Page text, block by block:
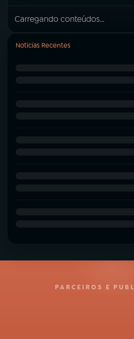
Carregando conteúdos...
Notícias Recentes
PARCEIROS E